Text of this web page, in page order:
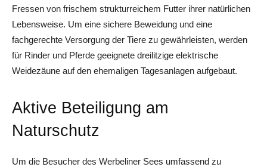
Fressen von frischem strukturreichem Futter ihrer natürlichen
Lebensweise. Um eine sichere Beweidung und eine
fachgerechte Versorgung der Tiere zu gewährleisten, werden
für Rinder und Pferde geeignete dreilitzige elektrische
Weidezäune auf den ehemaligen Tagesanlagen aufgebaut.
Aktive Beteiligung am
Naturschutz
Um die Besucher des Werbeliner Sees umfassend zu